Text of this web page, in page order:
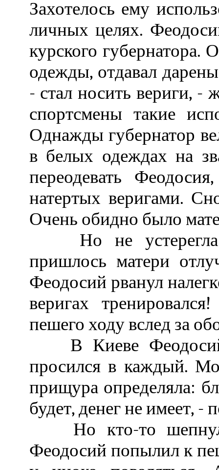
Захотелось ему
личных целях.
курского губернатора.
одежды, отдавал
- стал носить вериги, -
спортсмены такие
Однажды губернатор
в белых одеждах на
переодевать
натертых веригами.
Очень обидно было
Но не устерегла
пришлось матери
Феодосий рванул
веригах
пешего ходу вслед за
В Киеве Феодосий
просился в каждый.
прищура определяла:
будет, денег не имеет, -
Но кто-то шепнул
Феодосий попылил к